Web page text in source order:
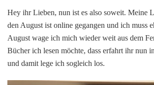
Hey ihr Lieben, nun ist es also soweit. Meine
den August ist online gegangen und ich muss
August wage ich mich wieder weit aus dem
Bücher ich lesen möchte, dass erfahrt ihr nun
und damit lege ich sogleich los.